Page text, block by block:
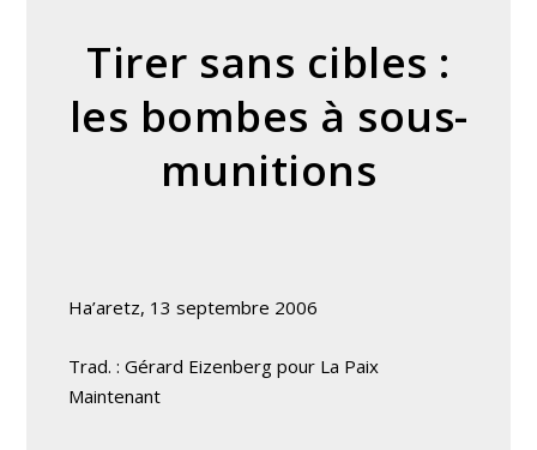
Tirer sans cibles :
les bombes à sous-
munitions
Ha’aretz, 13 septembre 2006
Trad. : Gérard Eizenberg pour La Paix
Maintenant